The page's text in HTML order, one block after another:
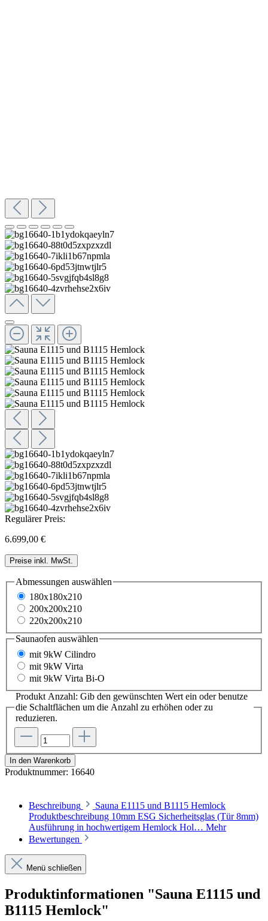
Regulärer Preis:
6.699,00 €
Preise inkl. MwSt.
Abmessungen auswählen
180x180x210
200x200x210
220x200x210
Saunaofen auswählen
mit 9kW Cilindro
mit 9kW Virta
mit 9kW Virta Bi-O
Produkt Anzahl: Gib den gewünschten Wert ein oder benutze
die Schaltflächen um die Anzahl zu erhöhen oder zu
reduzieren.
In den Warenkorb
Produktnummer: 16640
Beschreibung
Sauna E1115 und B1115 Hemlock
Produktbeschreibung 10mm ESG Sicherheitsglas (Tür 8mm)
Ausführung in hochwertigem Hemlock Hol… Mehr
Bewertungen
Menü schließen
Produktinformationen "Sauna E1115 und
B1115 Hemlock"